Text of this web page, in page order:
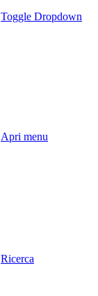
Toggle Dropdown
Apri menu
Ricerca